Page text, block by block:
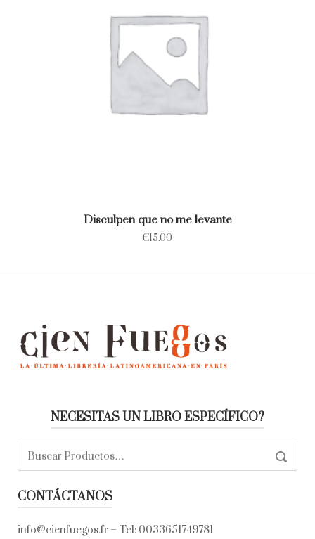
Disculpen que no me levante
€15.00
NECESITAS UN LIBRO ESPECÍFICO?
Buscar:
CONTÁCTANOS
info@cienfuegos.fr – Tel: 0033651749781